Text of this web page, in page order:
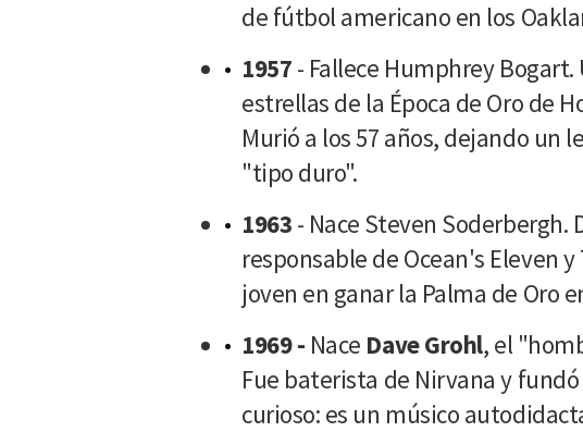
de fútbol americano en los
1957 - Fallece Humphrey
estrellas de la Época de Oro de
Murió a los 57 años, dejando un
"tipo duro".
1963 - Nace Steven
responsable de Ocean's Eleven
joven en ganar la Palma de Oro
1969 - Nace Dave Grohl, el
Fue baterista de Nirvana y
curioso: es un músico